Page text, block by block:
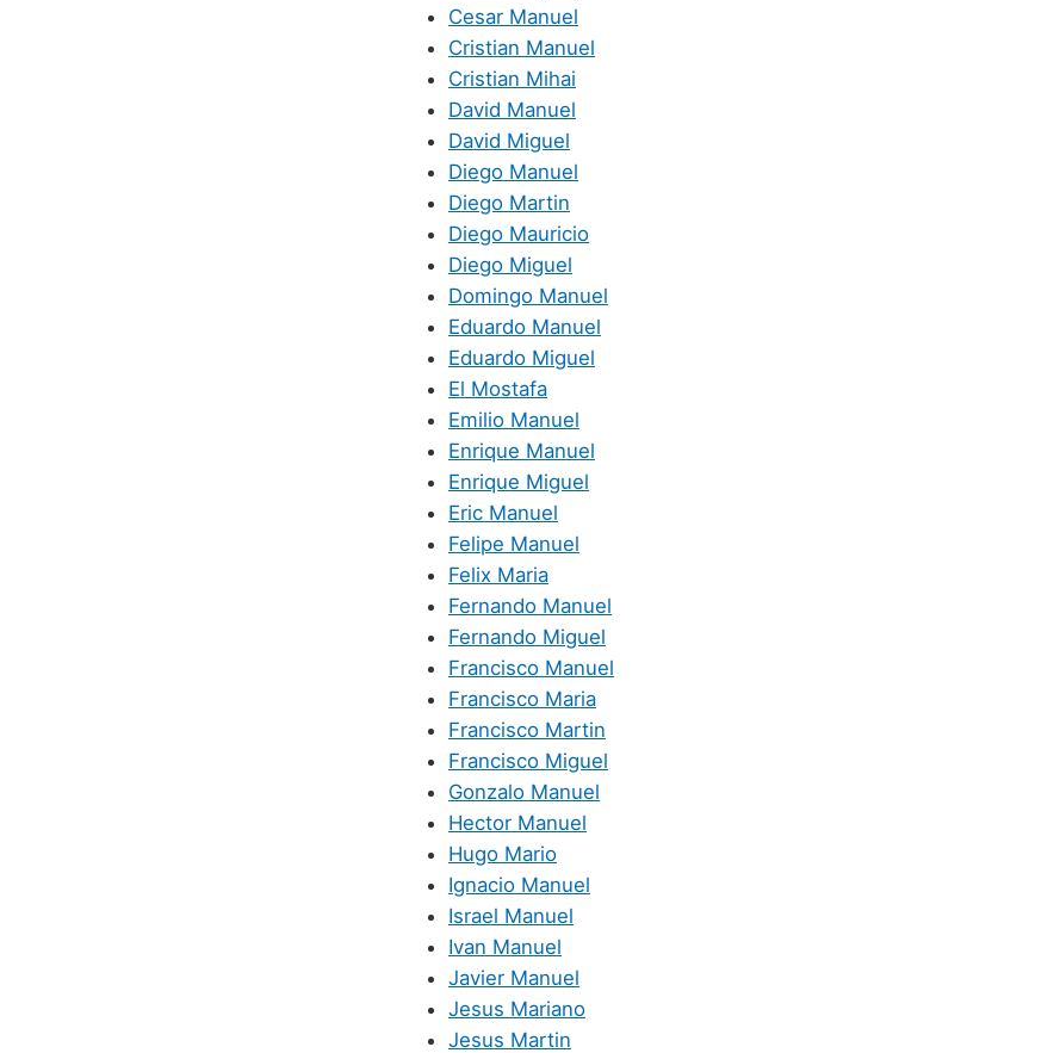
Cesar Manuel
Cristian Manuel
Cristian Mihai
David Manuel
David Miguel
Diego Manuel
Diego Martin
Diego Mauricio
Diego Miguel
Domingo Manuel
Eduardo Manuel
Eduardo Miguel
El Mostafa
Emilio Manuel
Enrique Manuel
Enrique Miguel
Eric Manuel
Felipe Manuel
Felix Maria
Fernando Manuel
Fernando Miguel
Francisco Manuel
Francisco Maria
Francisco Martin
Francisco Miguel
Gonzalo Manuel
Hector Manuel
Hugo Mario
Ignacio Manuel
Israel Manuel
Ivan Manuel
Javier Manuel
Jesus Mariano
Jesus Martin